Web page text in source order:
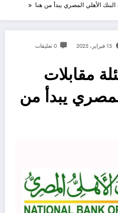
الأهلي المصري يبدأ من هنا
15 فبراير، 2025 0 تعليقات
مقابلات
يبدأ من